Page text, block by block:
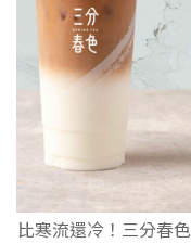
比寒流還冷！三分